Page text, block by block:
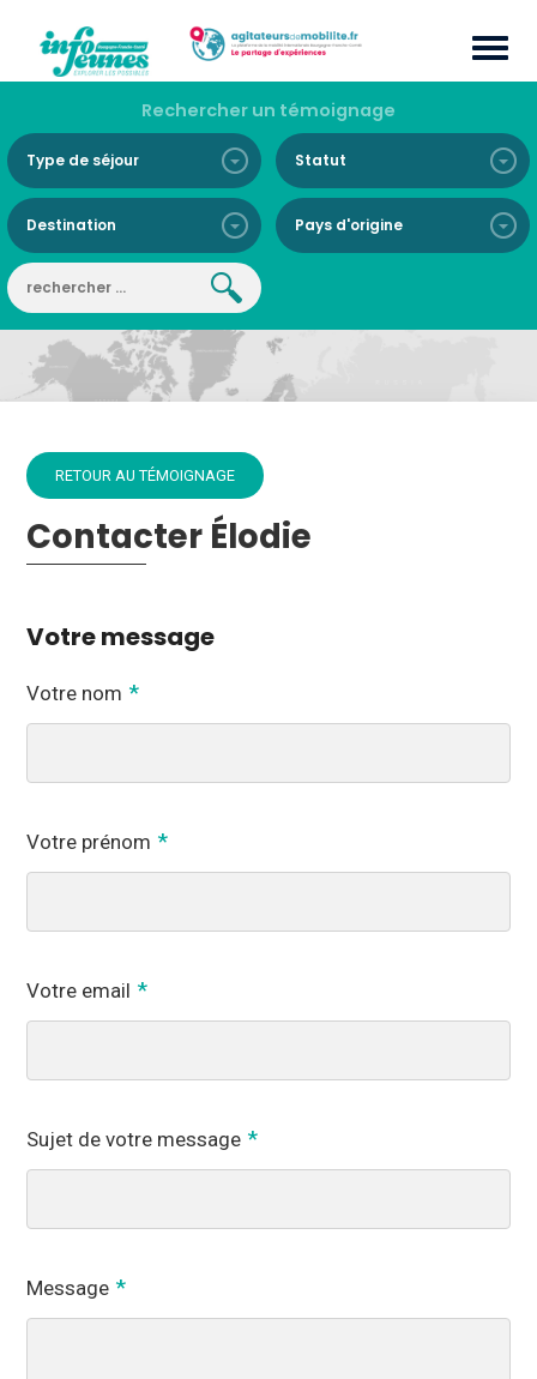
Rechercher un témoignage
RETOUR AU TÉMOIGNAGE
Contacter Élodie
Votre message
Votre nom
Votre prénom
Votre email
Sujet de votre message
Message